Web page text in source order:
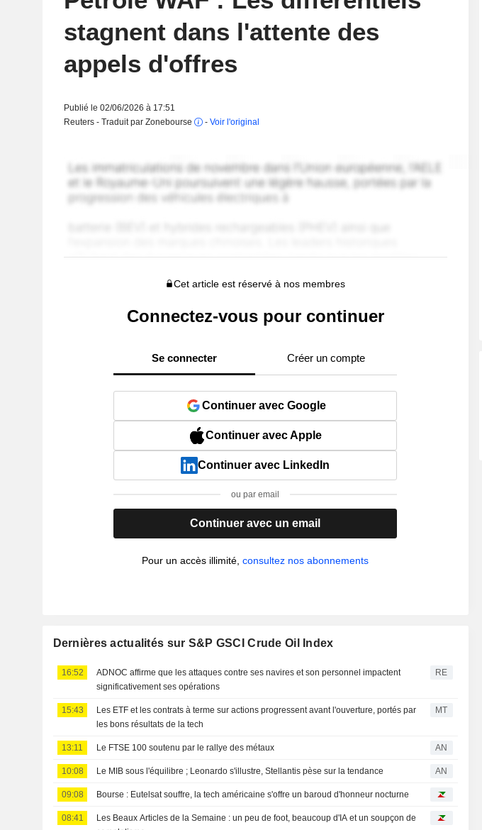
stagnent dans l'attente des
appels d'offres
Publié le 02/06/2026 à 17:51
Reuters - Traduit par Zonebourse
- Voir l'original
Cet article est réservé à nos membres
Connectez-vous pour continuer
Se connecter Créer un compte
Continuer avec Google
Continuer avec Apple
Continuer avec LinkedIn
ou par email
Continuer avec un email
Pour un accès illimité,consultez nos abonnements
Dernières actualités sur S&P GSCI Crude Oil Index
16:52
ADNOC affirme que les attaques contre ses navires et son personnel impactent
significativement ses opérations
RE
15:43
Les ETF et les contrats à terme sur actions progressent avant l'ouverture, portés par
les bons résultats de la tech
MT
13:11 Le FTSE 100 soutenu par le rallye des métaux AN
10:08 Le MIB sous l'équilibre ; Leonardo s'illustre, Stellantis pèse sur la tendance AN
09:08 Bourse : Eutelsat souffre, la tech américaine s'offre un baroud d'honneur nocturne
08:41
Les Beaux Articles de la Semaine : un peu de foot, beaucoup d'IA et un soupçon de